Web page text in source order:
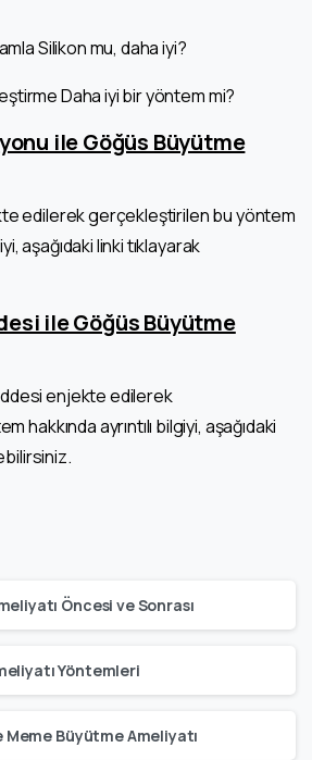
Silikon mu, daha iyi?
Daha iyi bir yöntem mi?
ile Göğüs Büyütme
edilerek gerçekleştirilen bu yöntem
aşağıdaki linki tıklayarak
ile Göğüs Büyütme
enjekte edilerek
hakkında ayrıntılı bilgiyi, aşağıdaki
Öncesi ve Sonrası
Yöntemleri
Meme Büyütme Ameliyatı